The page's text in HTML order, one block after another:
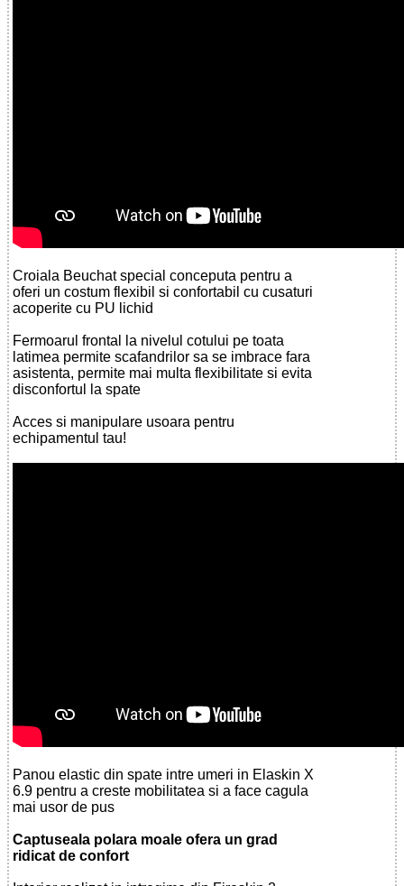
Croiala Beuchat special conceputa pentru a
oferi un costum flexibil si confortabil cu cusaturi
acoperite cu PU lichid
Fermoarul frontal la nivelul cotului pe toata
latimea permite scafandrilor sa se imbrace fara
asistenta, permite mai multa flexibilitate si evita
disconfortul la spate
Acces si manipulare usoara pentru
echipamentul tau!
Panou elastic din spate intre umeri in Elaskin X
6.9 pentru a creste mobilitatea si a face cagula
mai usor de pus
Captuseala polara moale ofera un grad
ridicat de confort